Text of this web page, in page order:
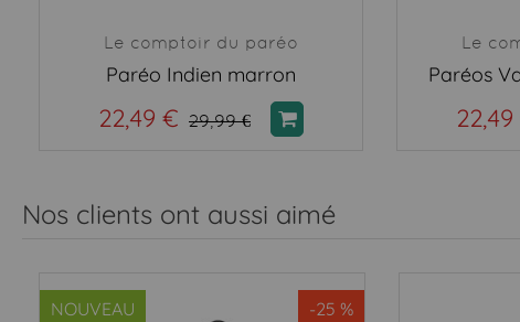
Le comptoir du paréo
Paréo Indien marron
22,49 € 29,99 €
Le
Paréos
Nos clients ont aussi aimé
NOUVEAU -25 %